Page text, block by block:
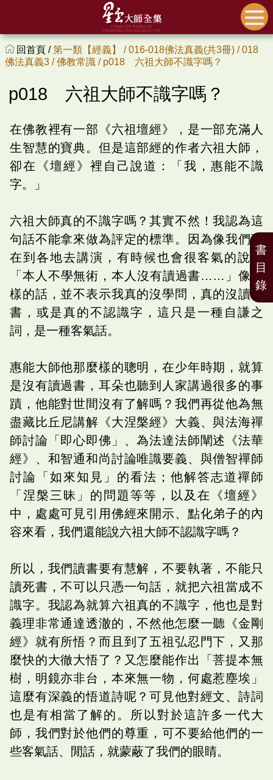
回首頁 /第一類【經義】 /016-018佛法真義(共3冊) /018
佛法真義3 /佛教常識 / p018 六祖大師不識字嗎？
p018 六祖大師不識字嗎？
在佛教裡有一部《六祖壇經》，是一部充滿人
生智慧的寶典。但是這部經的作者六祖大師，
卻在《壇經》裡自己說道：「我，惠能不識
字。」
六祖大師真的不識字嗎？其實不然！我認為這
句話不能拿來做為評定的標準。因為像我們現
在到各地去講演，有時候也會很客氣的說：
「本人不學無術，本人沒有讀過書……」像這
樣的話，並不表示我真的沒學問，真的沒讀過
書，或是真的不認識字，這只是一種自謙之
詞，是一種客氣話。
惠能大師他那麼樣的聰明，在少年時期，就算
是沒有讀過書，耳朵也聽到人家講過很多的事
蹟，他能對世間沒有了解嗎？我們再從他為無
盡藏比丘尼講解《大涅槃經》大義、與法海禪
師討論「即心即佛」、為法達法師闡述《法華
經》、和智通和尚討論唯識要義、與僧智禪師
討論「如來知見」的看法；他解答志道禪師
「涅槃三昧」的問題等等，以及在《壇經》
中，處處可見引用佛經來開示、點化弟子的內
容來看，我們還能說六祖大師不認識字嗎？
所以，我們讀書要有慧解，不要執著，不能只
讀死書，不可以只憑一句話，就把六祖當成不
識字。我認為就算六祖真的不識字，他也是對
義理非常通達透澈的，不然他怎麼一聽《金剛
經》就有所悟？而且到了五祖弘忍門下，又那
麼快的大徹大悟了？又怎麼能作出「菩提本無
樹，明鏡亦非台，本來無一物，何處惹塵埃」
這麼有深義的悟道詩呢？可見他對經文、詩詞
也是有相當了解的。所以對於這許多一代大
師，我們對於他們的尊重，可不要給他們的一
些客氣話、閒話，就蒙蔽了我們的眼睛。
書
目
錄